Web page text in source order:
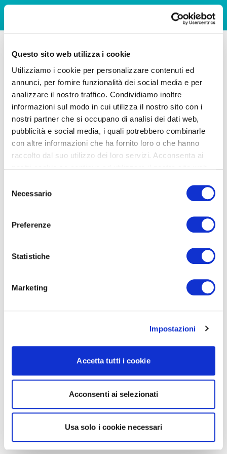
Questo sito web utilizza i cookie
Utilizziamo i cookie per personalizzare contenuti ed
annunci, per fornire funzionalità dei social media e per
analizzare il nostro traffico. Condividiamo inoltre
informazioni sul modo in cui utilizza il nostro sito con i
nostri partner che si occupano di analisi dei dati web,
pubblicità e social media, i quali potrebbero combinarle
con altre informazioni che ha fornito loro o che hanno
raccolto dal suo utilizzo dei loro servizi. Acconsenta ai
delNecessario
Preferenze
Statistiche
Marketing
Impostazioni
Accetta tutti i cookie
Acconsenti ai selezionati
Usa solo i cookie necessari